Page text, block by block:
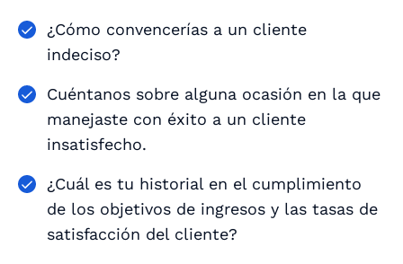
¿Cómo convencerías a un cliente
indeciso?
Cuéntanos sobre alguna ocasión en la que
manejaste con éxito a un cliente
insatisfecho.
¿Cuál es tu historial en el cumplimiento
de los objetivos de ingresos y las tasas de
satisfacción del cliente?